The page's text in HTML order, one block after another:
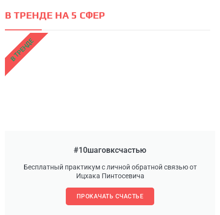
В ТРЕНДЕ НА 5 СФЕР
#10шаговксчастью
Бесплатный практикум с личной обратной связью от
Ицхака Пинтосевича
ПРОКАЧАТЬ СЧАСТЬЕ
В ТРЕНДЕ